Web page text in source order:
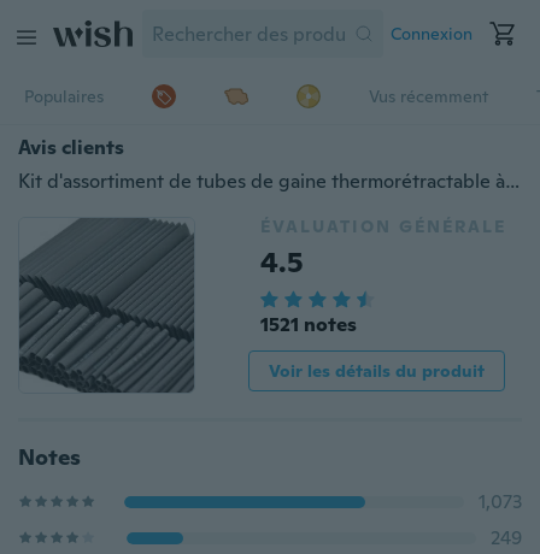
Connexion
Populaires Vus récemment
Avis clients
Kit d'assortiment de tubes de gaine thermorétractable à colle noire résistant aux intempéries Kit d'assortiment de tubes de connexion électrique câble d'enroulement de fil électrique
ÉVALUATION GÉNÉRALE
4.5
1521 notes
Voir les détails du produit
Notes
1,073
249